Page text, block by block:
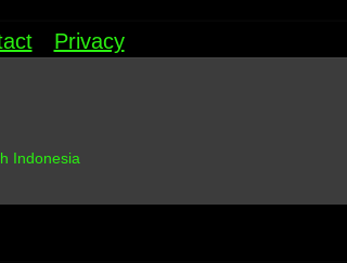
Privacy
Indonesia